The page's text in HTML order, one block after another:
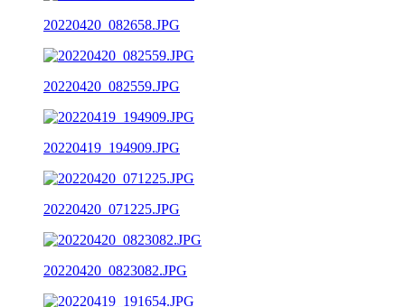
20220420_082658.JPG
20220420_082559.JPG
20220419_194909.JPG
20220420_071225.JPG
20220420_0823082.JPG